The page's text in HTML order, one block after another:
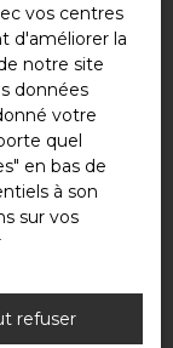
vos centres
d'améliorer la
notre site
données
votre
quel
en bas de
à son
sur vos
refuser